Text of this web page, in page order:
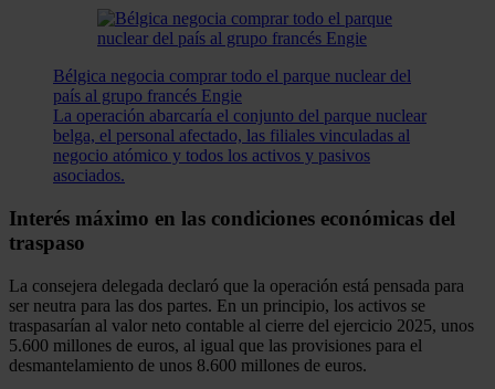
Bélgica negocia comprar todo el parque nuclear del
país al grupo francés Engie
La operación abarcaría el conjunto del parque nuclear
belga, el personal afectado, las filiales vinculadas al
negocio atómico y todos los activos y pasivos
asociados.
Interés máximo en las condiciones económicas del
traspaso
La consejera delegada declaró que la operación está pensada para
ser neutra para las dos partes. En un principio, los activos se
traspasarían al valor neto contable al cierre del ejercicio 2025, unos
5.600 millones de euros, al igual que las provisiones para el
desmantelamiento de unos 8.600 millones de euros.